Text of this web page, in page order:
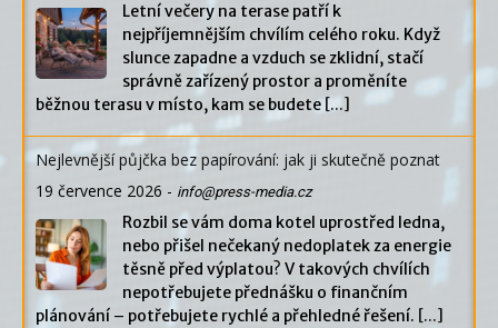
Letní večery na terase patří k
nejpříjemnějším chvílím celého roku. Když
slunce zapadne a vzduch se zklidní, stačí
správně zařízený prostor a proměníte
běžnou terasu v místo, kam se budete [...]
Nejlevnější půjčka bez papírování: jak ji skutečně poznat
19 července 2026 - info@press-media.cz
Rozbil se vám doma kotel uprostřed ledna,
nebo přišel nečekaný nedoplatek za energie
těsně před výplatou? V takových chvílích
nepotřebujete přednášku o finančním
plánování – potřebujete rychlé a přehledné řešení. [...]